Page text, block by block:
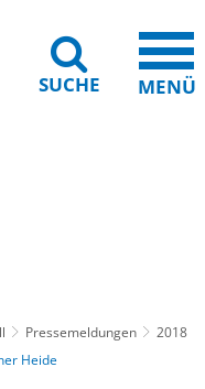
SUCHE MENÜ
Pressemeldungen
2018
Heide